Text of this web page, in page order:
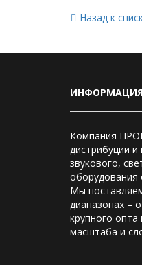
Назад к
Компания
дистрибуции
звукового,
оборудования
Мы
диапазонах –
крупного
масштаба и